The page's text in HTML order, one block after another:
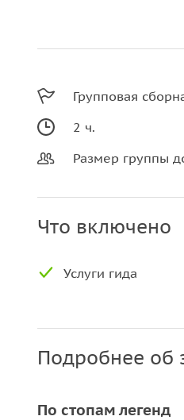
Групповая
2 ч.
Размер группы
Что включено
Услуги гида
Подробнее об
По стопам легенд